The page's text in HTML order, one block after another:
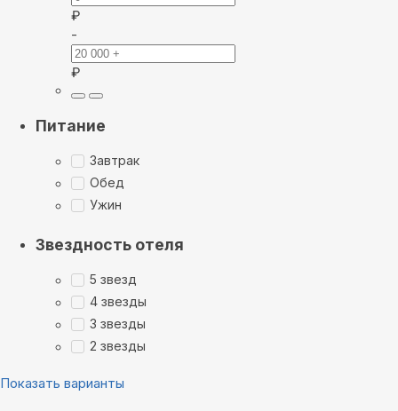
₽
-
₽
Питание
Завтрак
Обед
Ужин
Звездность отеля
5 звезд
4 звезды
3 звезды
2 звезды
Показать варианты